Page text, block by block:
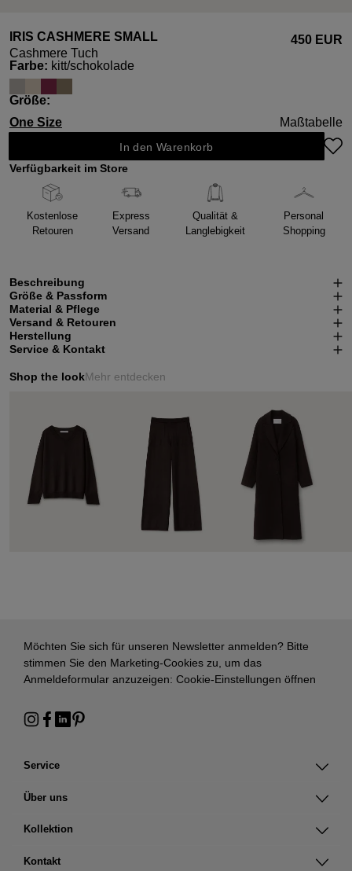
IRIS CASHMERE SMALL
Cashmere Tuch
450 EUR
Farbeauswählen
: kitt/schokolade
Größeauswählen
:
One Size
Maßtabelle
In den Warenkorb
Verfügbarkeit im Store
Kostenlose
Retouren
Express
Versand
Qualität &
Langlebigkeit
Personal
Shopping
Beschreibung
Größe & Passform
Material & Pflege
Versand & Retouren
Herstellung
Service & Kontakt
Shop the lookMehr entdecken
Service
Über uns
Kollektion
Kontakt
Möchten Sie sich für unseren Newsletter anmelden? Bitte
stimmen Sie den Marketing-Cookies zu, um das
Anmeldeformular anzuzeigen: Cookie-Einstellungen öffnen